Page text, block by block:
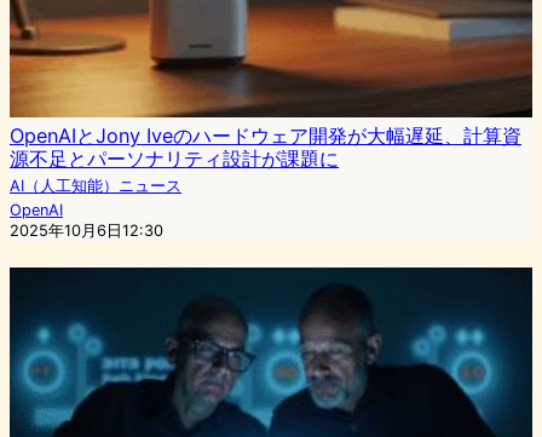
OpenAIとJony Iveのハードウェア開発が大幅遅延、計算資
源不足とパーソナリティ設計が課題に
AI（人工知能）ニュース
OpenAI
2025年10月6日12:30